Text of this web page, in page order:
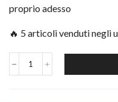
proprio adesso
🔥 5 articoli venduti negli